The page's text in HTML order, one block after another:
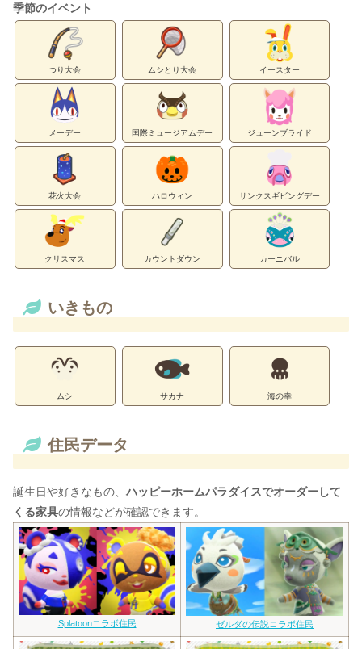
季節のイベント
つり大会 ムシとり大会 イースター
メーデー 国際ミュージアムデー ジューンブライド
花火大会 ハロウィン サンクスギビングデー
クリスマス カウントダウン カーニバル
いきもの
ムシ サカナ 海の幸
住民データ
誕生日や好きなもの、 ハッピーホームパラダイスでオーダーして
くる家具の情報などが確認できます。
Splatoonコラボ住民 ゼルダの伝説コラボ住民